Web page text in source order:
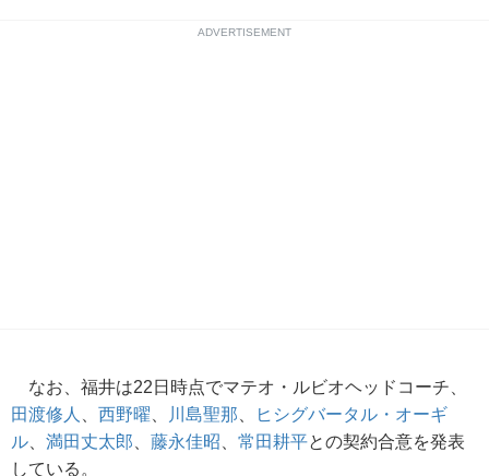
ADVERTISEMENT
なお、福井は22日時点でマテオ・ルビオヘッドコーチ、
田渡修人
西野曜 川島聖那
ヒシグバータル・オーギ
ル
満田丈太郎 藤永佳昭 常田耕平との契約合意を発表
している。